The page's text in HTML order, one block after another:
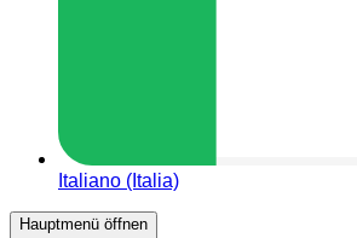
Italiano (Italia)
Hauptmenü öffnen